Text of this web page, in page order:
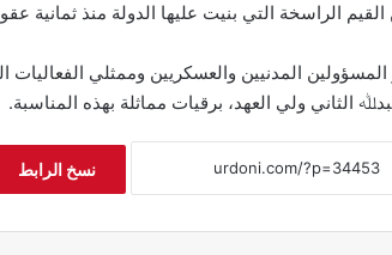
الراسخة التي بنيت عليها الدولة منذ ثمانية
المدنيين والعسكريين وممثلي الفعاليات
الثاني ولي العهد، برقيات مماثلة بهذه المناسبة.
نسخ الرابط